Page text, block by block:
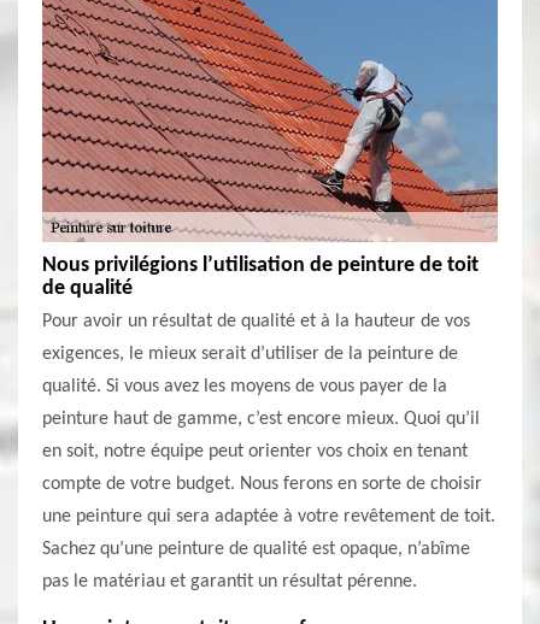
Nous privilégions l’utilisation de peinture de toit
de qualité
Pour avoir un résultat de qualité et à la hauteur de vos
exigences, le mieux serait d’utiliser de la peinture de
qualité. Si vous avez les moyens de vous payer de la
peinture haut de gamme, c’est encore mieux. Quoi qu’il
en soit, notre équipe peut orienter vos choix en tenant
compte de votre budget. Nous ferons en sorte de choisir
une peinture qui sera adaptée à votre revêtement de toit.
Sachez qu’une peinture de qualité est opaque, n’abîme
pas le matériau et garantit un résultat pérenne.